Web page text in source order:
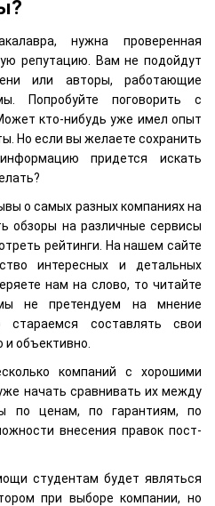
нужна проверенная
репутацию. Вам не подойдут
или авторы, работающие
Попробуйте поговорить с
кто-нибудь уже имел опыт
Но если вы желаете сохранить
придется искать
о самых разных компаниях на
обзоры на различные сервисы
рейтинги. На нашем сайте
интересных и детальных
нам на слово, то читайте
не претендуем на мнение
стараемся составлять свои
объективно.
компаний с хорошими
начать сравнивать их между
по ценам, по гарантиям, по
внесения правок пост-
студентам будет являться
при выборе компании, но